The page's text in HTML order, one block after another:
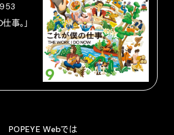
事。」
POPEYE Webでは